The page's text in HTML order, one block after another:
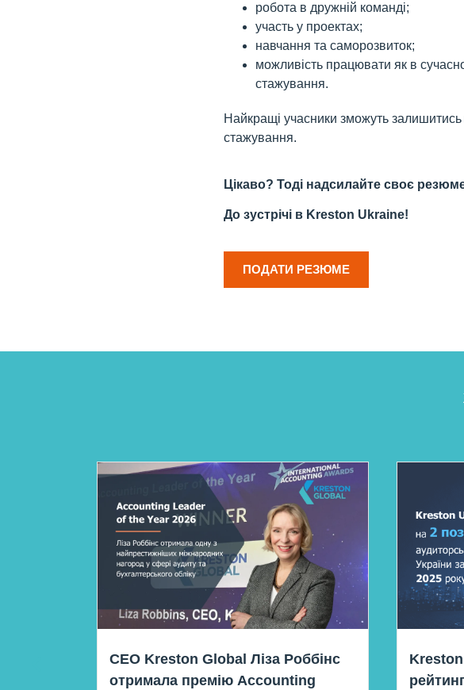
робота в дружній команді;
участь у проектах;
навчання та саморозвиток;
можливість працювати як в
стажування.
Найкращі учасники зможуть
стажування.
Цікаво? Тоді надсилайте своє
До зустрічі в Kreston Ukraine!
ПОДАТИ РЕЗЮМЕ
CEO Kreston Global Ліза Роббінс
отримала премію Accounting